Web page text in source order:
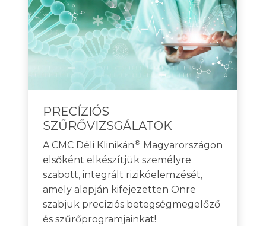
PRECÍZIÓS
SZŰRŐVIZSGÁLATOK
A CMC Déli Klinikán® Magyarországon
elsőként elkészítjük személyre
szabott, integrált rizikóelemzését,
amely alapján kifejezetten Önre
szabjuk precíziós betegségmegelőző
és szűrőprogramjainkat!